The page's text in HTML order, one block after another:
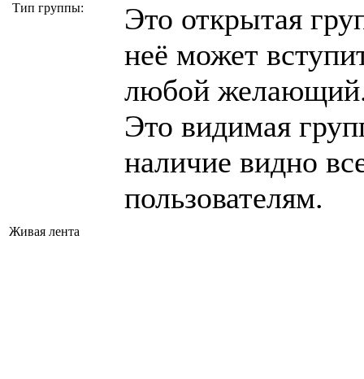
Тип группы:
Это открытая
неё может
любой
Это видимая
наличие видно
пользователям.
Живая лента